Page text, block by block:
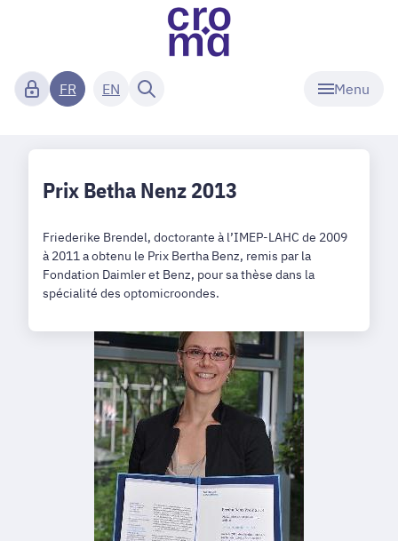
Menu
FR EN
Prix Betha Nenz 2013
Friederike Brendel, doctorante à l’IMEP-LAHC de 2009
à 2011 a obtenu le Prix Bertha Benz, remis par la
Fondation Daimler et Benz, pour sa thèse dans la
spécialité des optomicroondes.